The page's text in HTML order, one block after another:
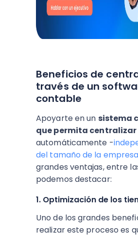
Beneficios de
través de un
contable
Apoyarte en un sistema
que permita
automáticamente -
del tamaño de la empresa
grandes ventajas, entre
podemos destacar:
1. Optimización de los
Uno de los grandes
realizar este proceso es